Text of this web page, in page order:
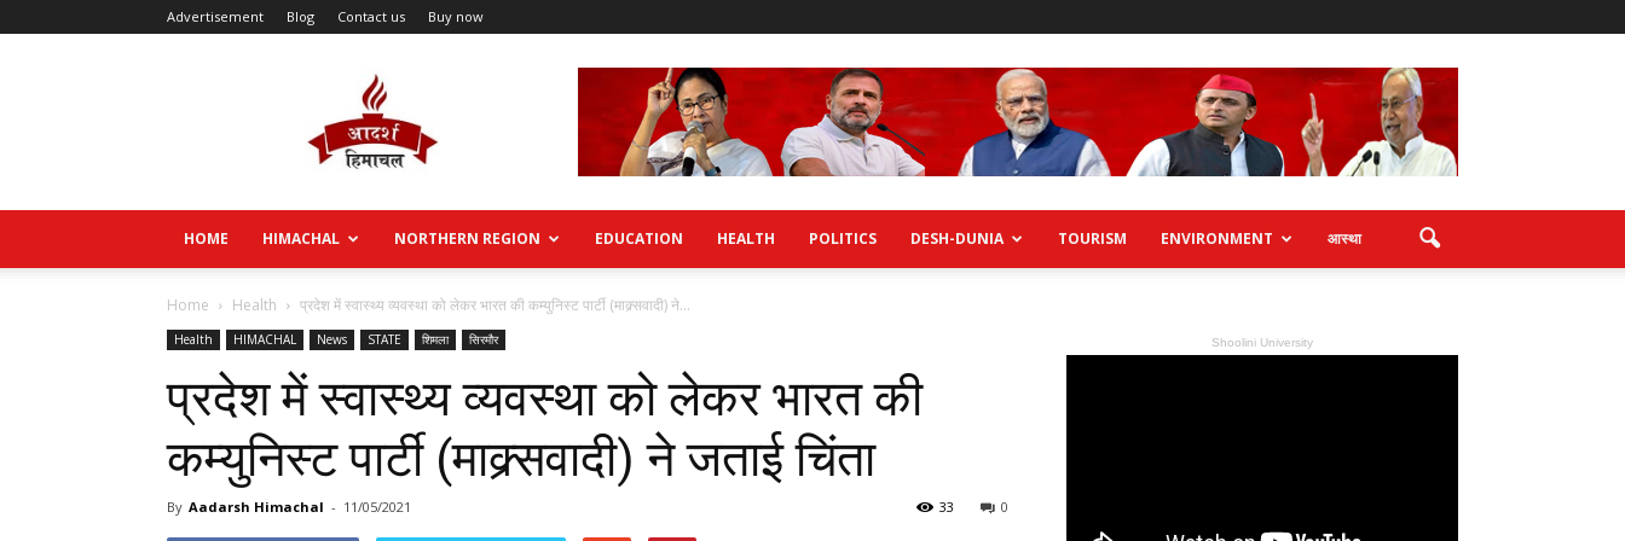
Advertisement Blog Contact us Buy now
HOME HIMACHAL NORTHERN REGION EDUCATION HEALTH POLITICS DESH-DUNIA TOURISM ENVIRONMENT आस्था
Home Health प्रदेश में स्वास्थ्य व्यवस्था को लेकर भारत की कम्युनिस्ट पार्टी (माक्र्सवादी) ने...
Health HIMACHAL News STATE शिमला सिरमौर
प्रदेश में स्वास्थ्य व्यवस्था को लेकर भारत की
कम्युनिस्ट पार्टी (माक्र्सवादी) ने जताई चिंता
By Aadarsh Himachal - 11/05/2021 0
33
Shoolini University